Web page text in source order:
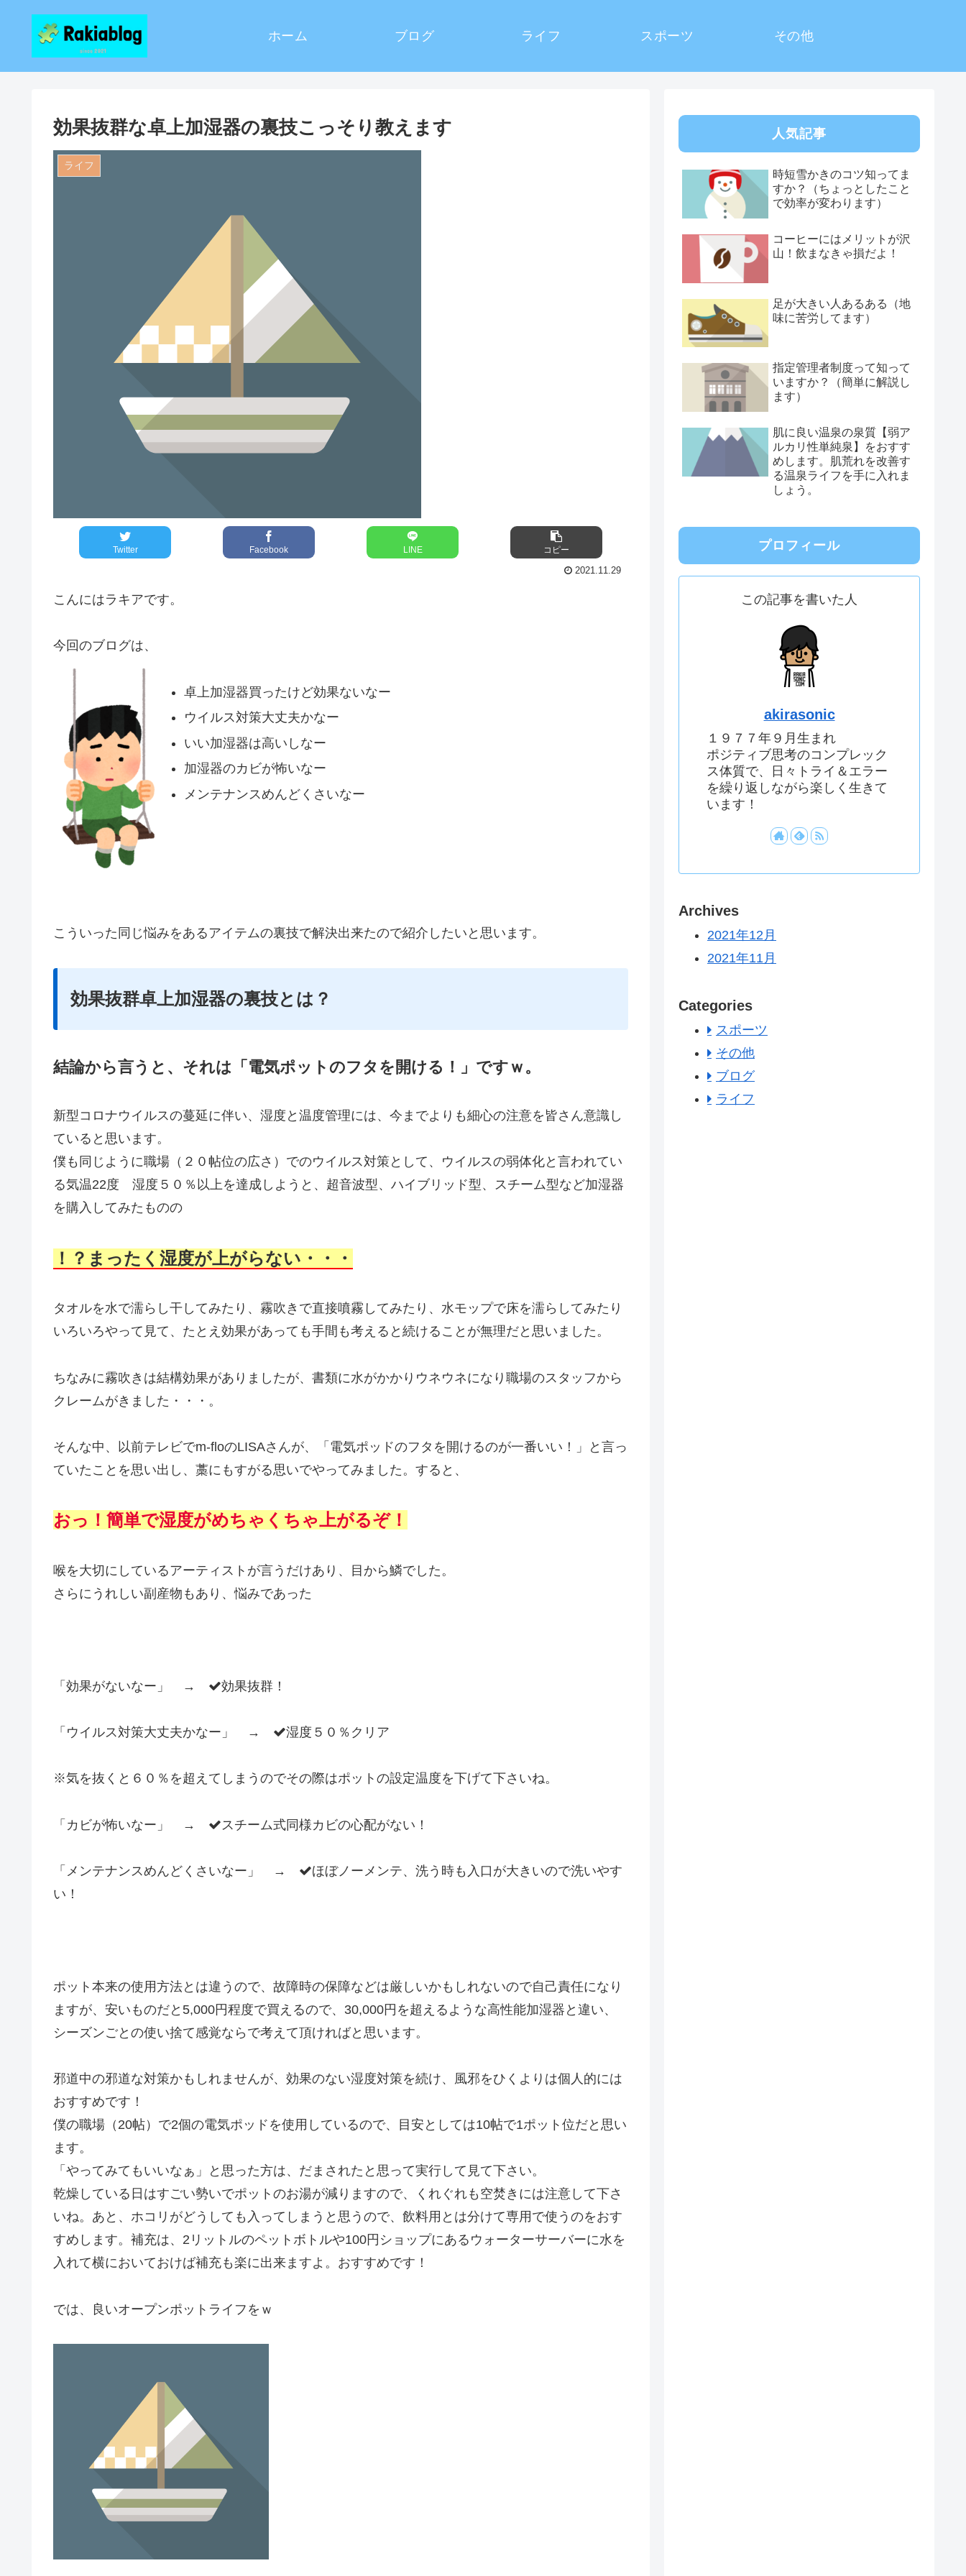
ホーム ブログ ライフ スポーツ その他
効果抜群な卓上加湿器の裏技こっそり教えます
ライフ
Twitter Facebook LINE コピー
2021.11.29
こんにはラキアです。
今回のブログは、
卓上加湿器買ったけど効果ないなー
ウイルス対策大丈夫かなー
いい加湿器は高いしなー
加湿器のカビが怖いなー
メンテナンスめんどくさいなー
こういった同じ悩みをあるアイテムの裏技で解決出来たので紹介したいと思います。
効果抜群卓上加湿器の裏技とは？
結論から言うと、それは「電気ポットのフタを開ける！」ですｗ。
新型コロナウイルスの蔓延に伴い、湿度と温度管理には、今までよりも細心の注意を皆さん意識し
ていると思います。
僕も同じように職場（２０帖位の広さ）でのウイルス対策として、ウイルスの弱体化と言われてい
る気温22度 湿度５０％以上を達成しようと、超音波型、ハイブリッド型、スチーム型など加湿器
を購入してみたものの
！？まったく湿度が上がらない・・・
タオルを水で濡らし干してみたり、霧吹きで直接噴霧してみたり、水モップで床を濡らしてみたり
いろいろやって見て、たとえ効果があっても手間も考えると続けることが無理だと思いました。
ちなみに霧吹きは結構効果がありましたが、書類に水がかかりウネウネになり職場のスタッフから
クレームがきました・・・。
そんな中、以前テレビでm-floのLISAさんが、「電気ポッドのフタを開けるのが一番いい！」と言っ
ていたことを思い出し、藁にもすがる思いでやってみました。すると、
おっ！簡単で湿度がめちゃくちゃ上がるぞ！
喉を大切にしているアーティストが言うだけあり、目から鱗でした。
さらにうれしい副産物もあり、悩みであった
「効果がないなー」 → 効果抜群！
「ウイルス対策大丈夫かなー」 → 湿度５０％クリア
※気を抜くと６０％を超えてしまうのでその際はポットの設定温度を下げて下さいね。
「カビが怖いなー」 → スチーム式同様カビの心配がない！
「メンテナンスめんどくさいなー」 →
ほぼノーメンテ、洗う時も入口が大きいので洗いやす
い！
ポット本来の使用方法とは違うので、故障時の保障などは厳しいかもしれないので自己責任になり
ますが、安いものだと5,000円程度で買えるので、30,000円を超えるような高性能加湿器と違い、
シーズンごとの使い捨て感覚ならで考えて頂ければと思います。
邪道中の邪道な対策かもしれませんが、効果のない湿度対策を続け、風邪をひくよりは個人的には
おすすめです！
僕の職場（20帖）で2個の電気ポッドを使用しているので、目安としては10帖で1ポット位だと思い
ます。
「やってみてもいいなぁ」と思った方は、だまされたと思って実行して見て下さい。
乾燥している日はすごい勢いでポットのお湯が減りますので、くれぐれも空焚きには注意して下さ
いね。あと、ホコリがどうしても入ってしまうと思うので、飲料用とは分けて専用で使うのをおす
すめします。補充は、2リットルのペットボトルや100円ショップにあるウォーターサーバーに水を
入れて横においておけば補充も楽に出来ますよ。おすすめです！
では、良いオープンポットライフをｗ
人気記事
時短雪かきのコツ知ってま
すか？（ちょっとしたこと
で効率が変わります）
コーヒーにはメリットが沢
山！飲まなきゃ損だよ！
足が大きい人あるある（地
味に苦労してます）
指定管理者制度って知って
いますか？（簡単に解説し
ます）
肌に良い温泉の泉質【弱ア
ルカリ性単純泉】をおすす
めします。肌荒れを改善す
る温泉ライフを手に入れま
しょう。
プロフィール
この記事を書いた人
akirasonic
１９７７年９月生まれ
ポジティブ思考のコンプレック
ス体質で、日々トライ＆エラー
を繰り返しながら楽しく生きて
います！
Archives
2021年12月
2021年11月
Categories
スポーツ
その他
ブログ
ライフ